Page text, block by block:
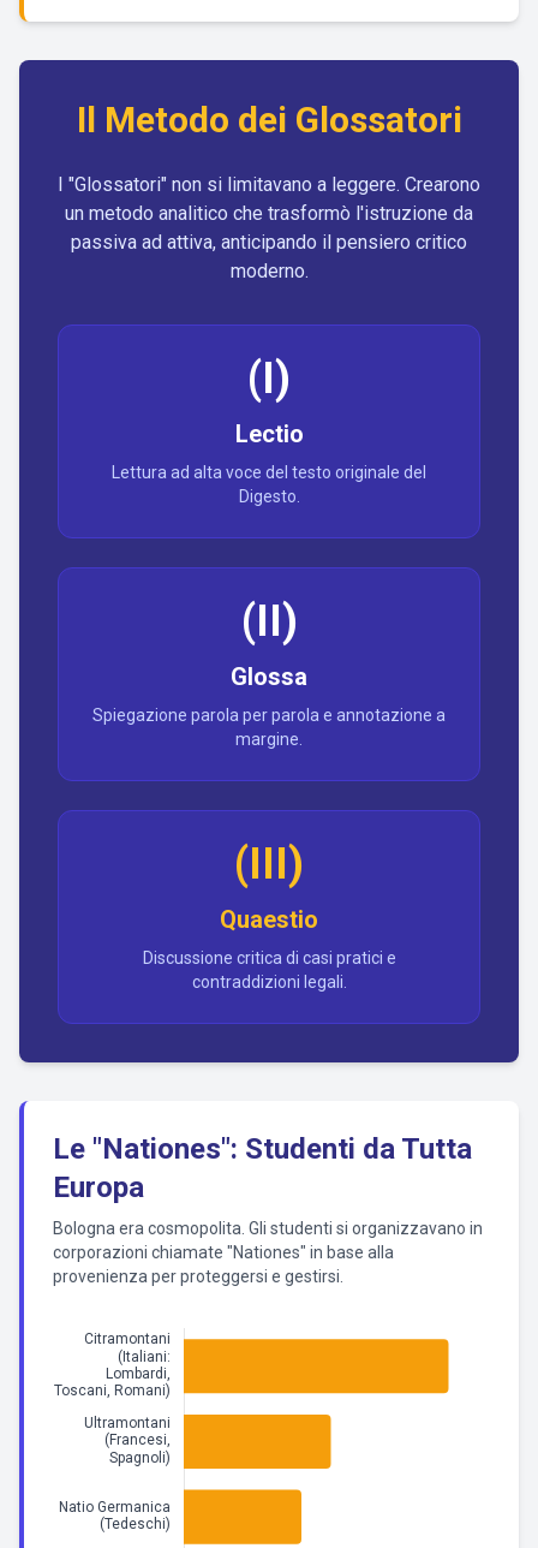
Il Metodo dei Glossatori
I "Glossatori" non si limitavano a leggere. Crearono
un metodo analitico che trasformò l'istruzione da
passiva ad attiva, anticipando il pensiero critico
moderno.
(I)
Lectio
Lettura ad alta voce del testo originale del
Digesto.
(II)
Glossa
Spiegazione parola per parola e annotazione a
margine.
(III)
Quaestio
Discussione critica di casi pratici e
contraddizioni legali.
Le "Nationes": Studenti da Tutta
Europa
Bologna era cosmopolita. Gli studenti si organizzavano in
corporazioni chiamate "Nationes" in base alla
provenienza per proteggersi e gestirsi.